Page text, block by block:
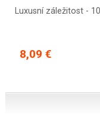
Luxusní záležitost -
8,09 €